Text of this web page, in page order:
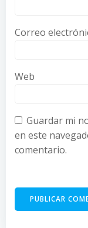
Correo
Web
Guardar mi
en este
comentario.